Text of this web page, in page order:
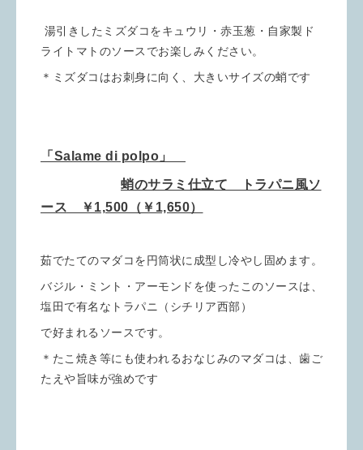
湯引きしたミズダコをキュウリ・赤玉葱・自家製ド
ライトマトのソースでお楽しみください。
＊ミズダコはお刺身に向く、大きいサイズの蛸です
「Salame di polpo」
蛸のサラミ仕立て トラパニ風ソ
ース ￥1,500（￥1,650）
茹でたてのマダコを円筒状に成型し冷やし固めます。
バジル・ミント・アーモンドを使ったこのソースは、
塩田で有名なトラパニ（シチリア西部）
で好まれるソースです。
＊たこ焼き等にも使われるおなじみのマダコは、歯ご
たえや旨味が強めです